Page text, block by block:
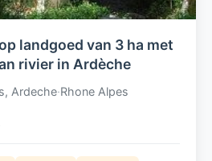
landgoed van 3 ha met
rivier in Ardèche
Ardeche·Rhone Alpes